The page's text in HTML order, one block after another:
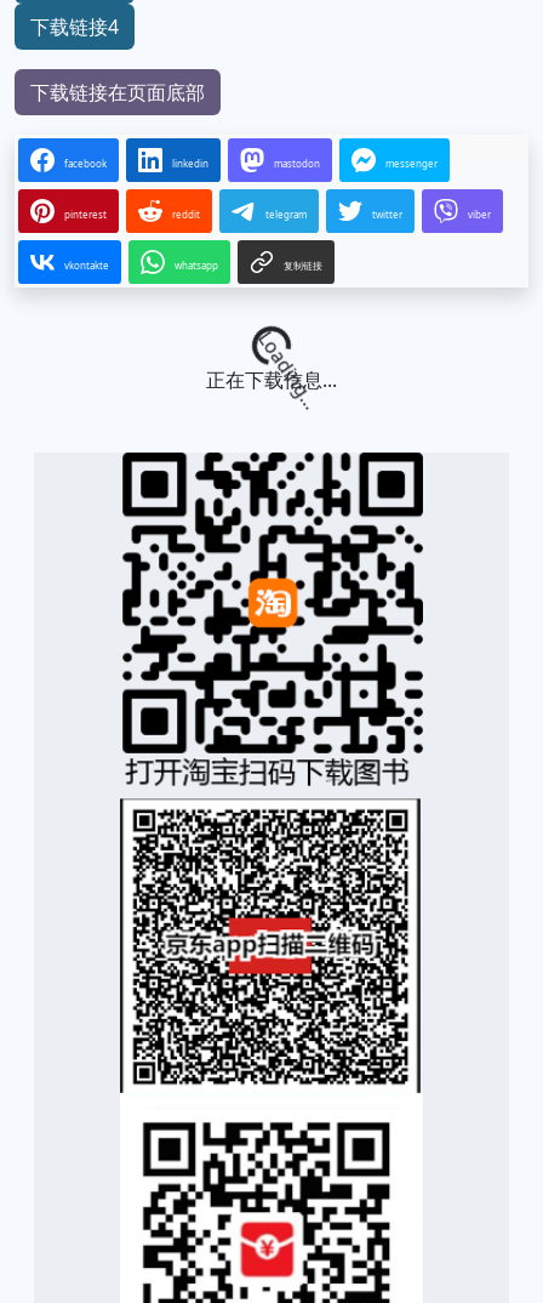
下载链接4
下载链接在页面底部
facebook linkedin mastodon messenger
pinterest reddit telegram twitter viber
vkontakte whatsapp 复制链接
Loading...
正在下载信息...